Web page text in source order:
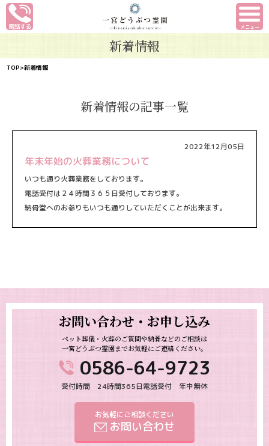
メニュー
新着情報
TOP>新着情報
新着情報の記事一覧
2022年12月05日
年末年始の火葬業務について
いつも通り火葬業務をしております。
電話受付は２４時間３６５日受付しております。
納骨堂へのお参りもいつも通りしていただくことが出来ます。
お問い合わせ・お申し込み
ペット葬儀・火葬のご質問や納骨などのご相談は
一宮どうぶつ霊園までお気軽にご連絡ください。
0586-64-9723
受付時間 24時間365日電話受付 年中無休
お気軽にご相談ください
お問い合わせ